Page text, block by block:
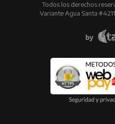
Todos los derechos
Variante Agua Santa